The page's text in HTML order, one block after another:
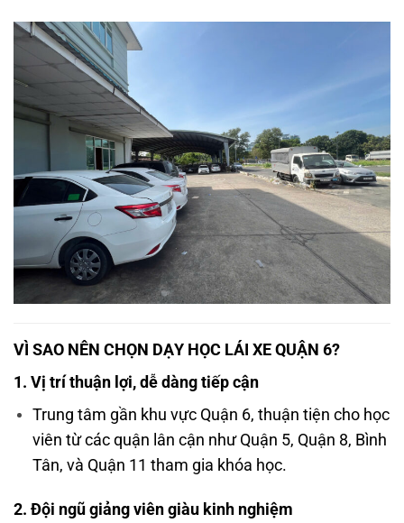
VÌ SAO NÊN CHỌN DẠY HỌC LÁI XE QUẬN 6?
1. Vị trí thuận lợi, dễ dàng tiếp cận
Trung tâm gần khu vực Quận 6, thuận tiện cho học
viên từ các quận lân cận như Quận 5, Quận 8, Bình
Tân, và Quận 11 tham gia khóa học.
2. Đội ngũ giảng viên giàu kinh nghiệm